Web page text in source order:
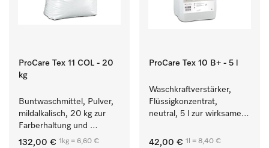
ProCare Tex 11 COL - 20
kg
Buntwaschmittel, Pulver,
mildalkalisch, 20 kg zur
Farberhaltung und
Reinigung von
132,00 € 1kg = 6,60 €
ProCare Tex 10 B+ - 5 l
Waschkraftverstärker,
Flüssigkonzentrat,
neutral, 5 l zur wirksamen
Fettverschmutzungen.
42,00 € 1l = 8,40 €